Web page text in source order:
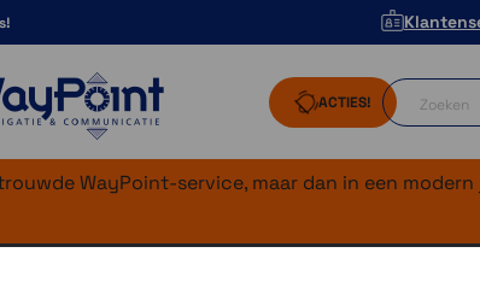
ACTIES!
WayPoint-service, maar dan in een modern